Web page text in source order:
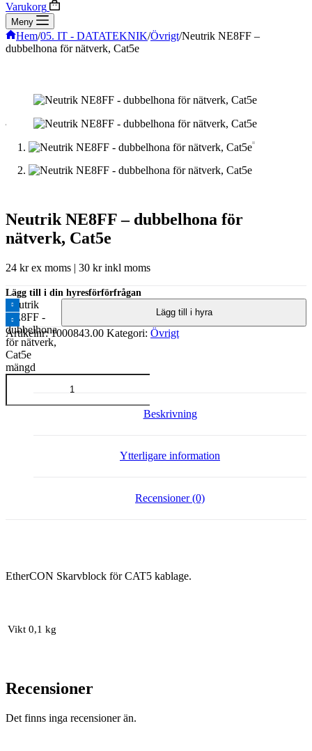
Varukorg
Meny
Hem/05. IT - DATATEKNIK/Övrigt/Neutrik NE8FF –
dubbelhona för nätverk, Cat5e
Neutrik NE8FF – dubbelhona för
nätverk, Cat5e
24 krex moms | 30 krinkl moms
Lägg till i din hyresförförfrågan
Neutrik
NE8FF -
dubbelhona
för nätverk,
Cat5e
mängd
Lägg till i hyra
Artikelnr:1000843.00 Kategori: Övrigt
Beskrivning
Ytterligare information
Recensioner (0)
EtherCON Skarvblock för CAT5 kablage.
Vikt 0,1 kg
Recensioner
Det finns inga recensioner än.